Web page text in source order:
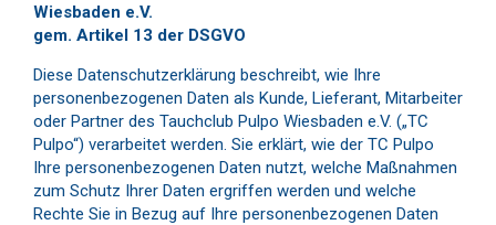
Wiesbaden e.V.
gem. Artikel 13 der DSGVO
Diese Datenschutzerklärung beschreibt, wie Ihre
personenbezogenen Daten als Kunde, Lieferant, Mitarbeiter
oder Partner des Tauchclub Pulpo Wiesbaden e.V. („TC
Pulpo“) verarbeitet werden. Sie erklärt, wie der TC Pulpo
Ihre personenbezogenen Daten nutzt, welche Maßnahmen
zum Schutz Ihrer Daten ergriffen werden und welche
Rechte Sie in Bezug auf Ihre personenbezogenen Daten